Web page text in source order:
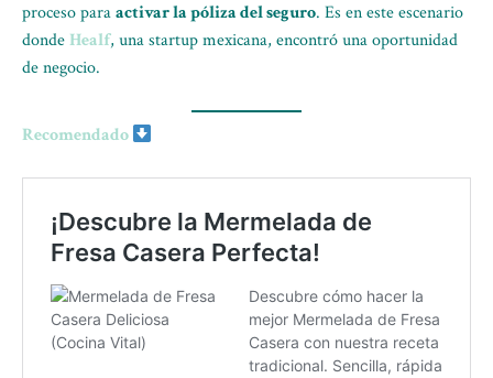
proceso paraactivar la póliza del seguro. Es en este escenario
dondeHealf, una startup mexicana, encontró una oportunidad
de negocio.
Recomendado